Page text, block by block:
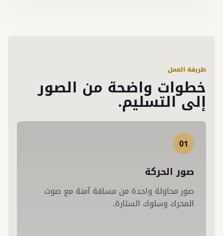
طريقة العمل
خطوات واضحة من الصور
إلى التسليم.
01
صور الحركة
صور محاولة واحدة من مسافة آمنة مع صوت
المحرك وسلوك الستارة.